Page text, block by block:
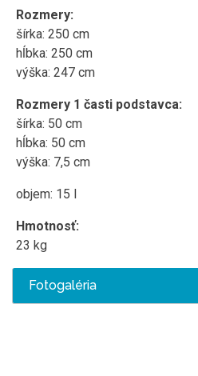
Rozmery:
šírka: 250 cm
hĺbka: 250 cm
výška: 247 cm
Rozmery 1 časti podstavca:
šírka: 50 cm
hĺbka: 50 cm
výška: 7,5 cm
objem: 15 l
Hmotnosť:
23 kg
Fotogaléria